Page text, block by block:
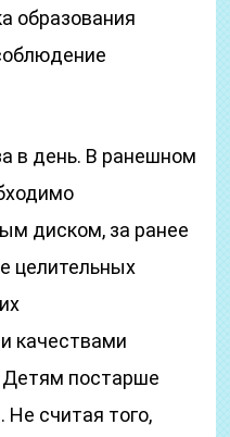
образования
в день. В ранешном
диском, за ранее
целительных
качествами
постарше
Не считая того,